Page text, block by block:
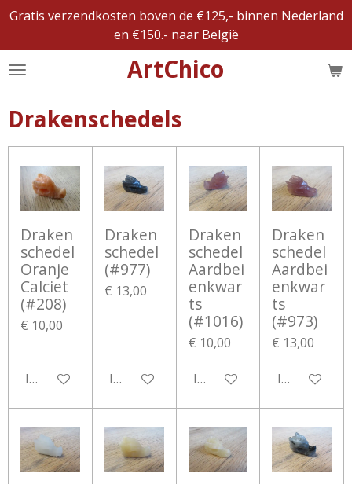
Ga
naar
de
ArtChico
Gratis verzendkosten boven de €125,- binnen Nederland
en €150.- naar België
Drakenschedels
Draken
schedel
Oranje
Calciet
(#208)
€ 10,00
In winkelwagen
Draken
schedel
(#977)
€ 13,00
In winkelwagen
Draken
schedel
Aardbei
enkwar
ts
(#1016)
€ 10,00
In winkelwagen
Draken
schedel
Aardbei
enkwar
ts
(#973)
€ 13,00
In